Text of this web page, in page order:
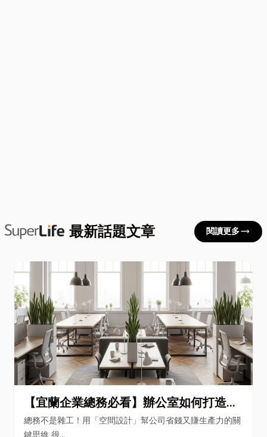
最新話題文章 閱讀更多trending_flat
【宜蘭企業總務必看】辦公室如何打造高
效能職場？從辦公桌椅、系統屏風到空間
總務不是雜工！用「空間設計」幫公司省錢又賺生產力的關
鍵思維 很...